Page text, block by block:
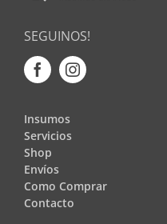
SEGUINOS!
Insumos
Servicios
Shop
Envíos
Como Comprar
Contacto